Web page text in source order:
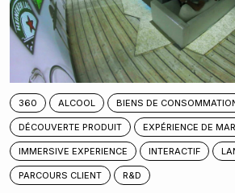
360 ALCOOL BIENS DE
DÉCOUVERTE PRODUIT EXPÉRIENCE DE
IMMERSIVE EXPERIENCE INTERACTIF
PARCOURS CLIENT R&D